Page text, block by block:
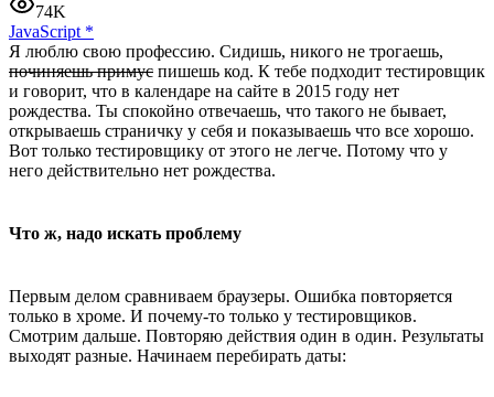
74K
JavaScript *
Я люблю свою профессию. Сидишь, никого не трогаешь,
починяешь примус пишешь код. К тебе подходит тестировщик
и говорит, что в календаре на сайте в 2015 году нет
рождества. Ты спокойно отвечаешь, что такого не бывает,
открываешь страничку у себя и показываешь что все хорошо.
Вот только тестировщику от этого не легче. Потому что у
него действительно нет рождества.
Что ж, надо искать проблему
Первым делом сравниваем браузеры. Ошибка повторяется
только в хроме. И почему-то только у тестировщиков.
Смотрим дальше. Повторяю действия один в один. Результаты
выходят разные. Начинаем перебирать даты: